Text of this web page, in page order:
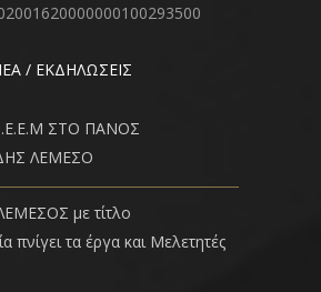
/ ΕΚΔΗΛΩΣΕΙΣ
ΣΤΟ ΠΑΝΟΣ
ΛΕΜΕΣΟ
με τίτλο
πνίγει τα έργα και Μελετητές